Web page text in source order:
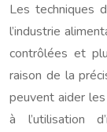
Les techniques
l’industrie
contrôlées et
raison de la
peuvent aider
à l’utilisation